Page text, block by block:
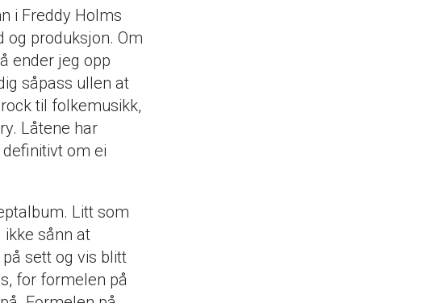
i Freddy Holms
og produksjon. Om
ender jeg opp
såpass ullen at
til folkemusikk,
Låtene har
om ei
Litt som
ikke sånn at
sett og vis blitt
for formelen på